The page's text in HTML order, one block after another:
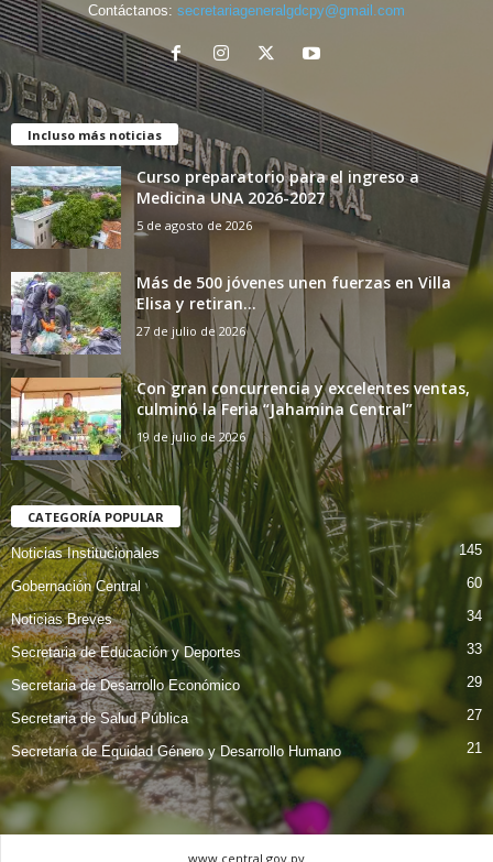
Contáctanos: secretariageneralgdcpy@gmail.com
Incluso más noticias
Curso preparatorio para el ingreso a
Medicina UNA 2026-2027
5 de agosto de 2026
Más de 500 jóvenes unen fuerzas en Villa
Elisa y retiran...
27 de julio de 2026
Con gran concurrencia y excelentes ventas,
culminó la Feria “Jahamina Central”
19 de julio de 2026
CATEGORÍA POPULAR
Noticias Institucionales 145
Gobernación Central 60
Noticias Breves 34
Secretaria de Educación y Deportes 33
Secretaria de Desarrollo Económico 29
Secretaria de Salud Pública 27
Secretaría de Equidad Género y Desarrollo Humano 21
www.central.gov.py